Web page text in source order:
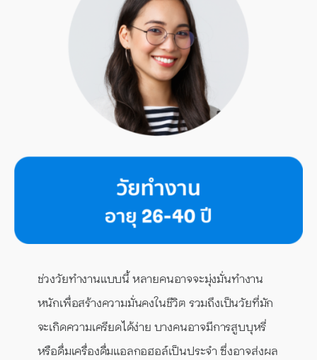
ช่วงวัยทำงานแบบนี้ หลายคนอาจจะมุ่งมั่นทำงาน
หนักเพื่อสร้างความมั่นคงในชีวิต รวมถึงเป็นวัยที่มัก
จะเกิดความเครียดได้ง่าย บางคนอาจมีการสูบบุหรี่
หรือดื่มเครื่องดื่มแอลกอฮอล์เป็นประจำ ซึ่งอาจส่งผล